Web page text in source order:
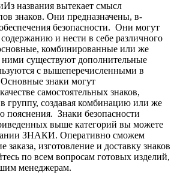
Из названия вытекает смысл
знаков. Они предназначены, в-
безопасности. Они могут
и нести в себе различного
комбинированные или же
существуют дополнительные
с вышеперечисленными в
Основные знаки могут
самостоятельных знаков,
группу, создавая комбинацию или же
пояснения. Знаки безопасности
выше категорий вы можете
ЗНАКИ. Оперативно сможем
заказа, изготовление и доставку знаков
по всем вопросам готовых изделий,
менеджерам.